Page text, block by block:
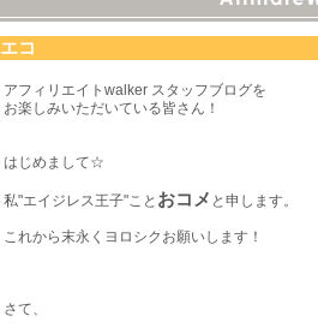
エコ
アフィリエイトwalker スタッフブログを
お楽しみいただいている皆さん！
はじめまして☆
私"エイジレス王子"こと おコメ と申します。
これから末永くヨロシクお願いします！
さて、